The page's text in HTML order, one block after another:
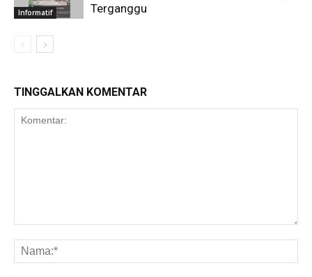
Informatif
Terganggu
TINGGALKAN KOMENTAR